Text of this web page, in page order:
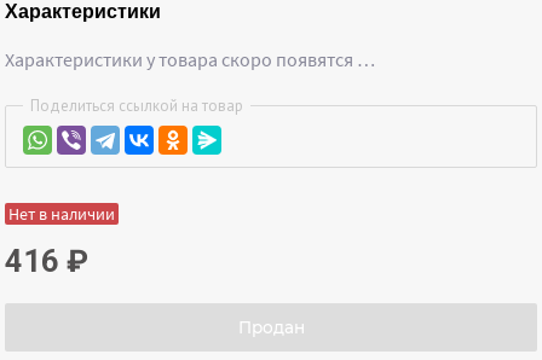
Характеристики
Характеристики у товара скоро появятся …
Поделиться ссылкой на товар
Нет в наличии
416₽
Продан